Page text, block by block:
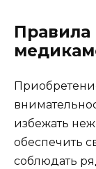
Правила
избежать
обеспечить
соблюдать